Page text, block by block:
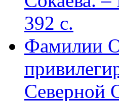
392 c.
Фамилии
Северной